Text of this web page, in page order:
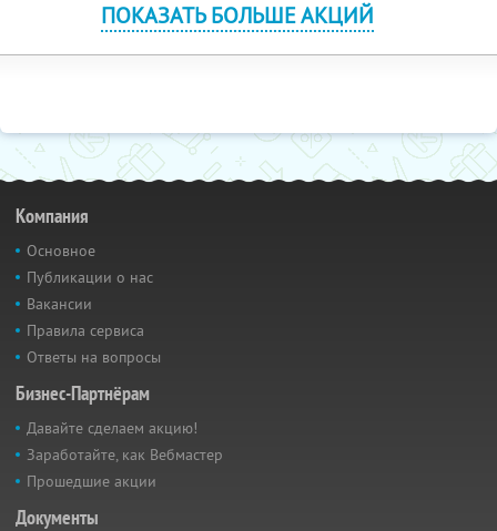
ПОКАЗАТЬ БОЛЬШЕ АКЦИЙ
Компания
Основное
Публикации о нас
Вакансии
Правила сервиса
Ответы на вопросы
Бизнес-Партнёрам
Давайте сделаем акцию!
Заработайте, как Вебмастер
Прошедшие акции
Документы